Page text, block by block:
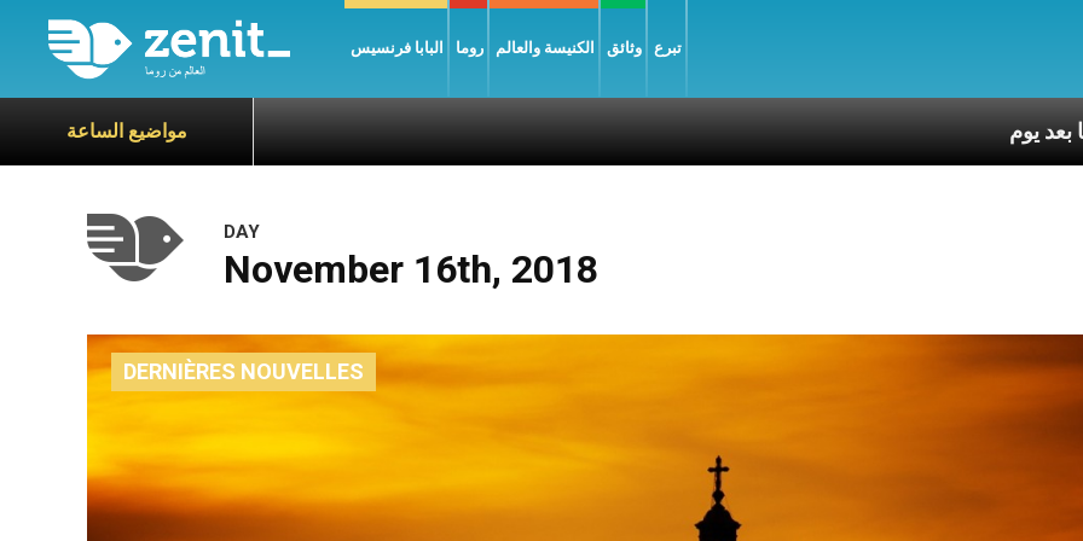
البابا فرنسيس روما الكنيسة والعالم وثائق تبرع
مواضيع الساعة
DAY
November 16th, 2018
DERNIÈRES NOUVELLES